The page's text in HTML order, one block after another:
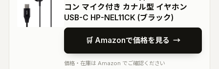
コン マイク付き カナル型 イヤホン
USB-C HP-NEL11CK (ブラック)
🛒 Amazonで価格を見る →
価格・在庫は Amazon でご確認ください